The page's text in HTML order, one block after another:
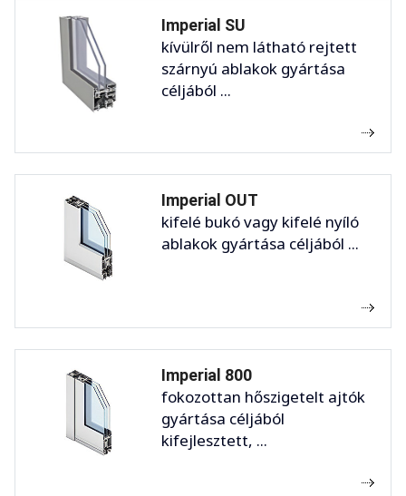
Imperial SU
kívülről nem látható rejtett
szárnyú ablakok gyártása
céljából ...
Imperial OUT
kifelé bukó vagy kifelé nyíló
ablakok gyártása céljából ...
Imperial 800
fokozottan hőszigetelt ajtók
gyártása céljából
kifejlesztett, ...